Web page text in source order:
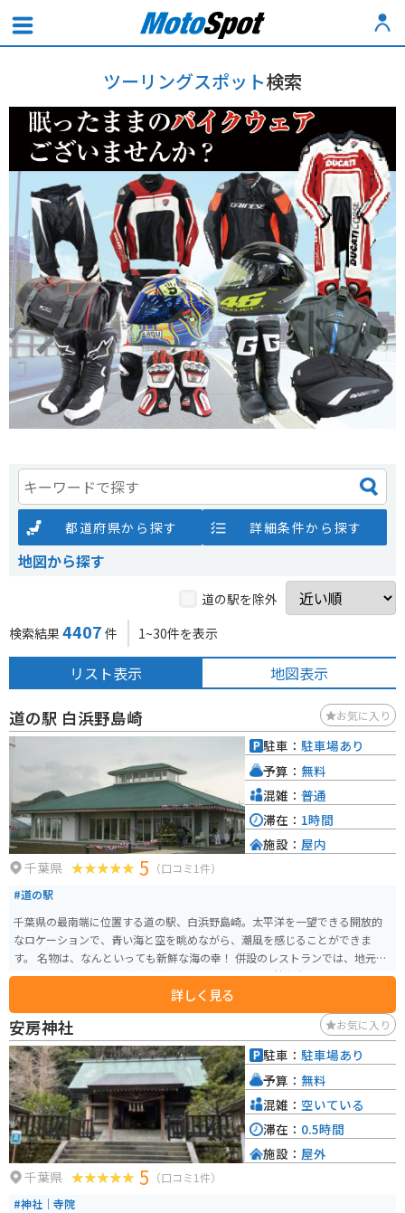
ツーリングスポット検索
都道府県から探す 詳細条件から探す
地図から探す
道の駅を除外
検索結果 4407 件 1~30件を表示
リスト表示 地図表示
道の駅 白浜野島崎 お気に入り
千葉県 5 （口コミ1件）
#道の駅
千葉県の最南端に位置する道の駅、白浜野島崎。太平洋を一望できる開放的
なロケーションで、青い海と空を眺めながら、潮風を感じることができま
す。 名物は、なんといっても新鮮な海の幸！ 併設のレストランでは、地元で
とれた魚介類を使った料理が堪能できます。特に、伊勢海老やアワビを使っ
ど、観光スポットも充実。灯台からは、太平洋の大パノラマを一望でき、晴れ
た日には富士山も望めます。バイクで訪れる場合、道の駅には広い駐車場が
完備されているので安心です。潮風を感じながらのツーリングは最高です
よ！ お土産には、地元産の海産物の加工品や、ピーナッツを使ったお菓子な
どが人気です。
詳しく見る
駐車： 駐車場あり
予算： 無料
混雑： 普通
滞在： 1時間
施設： 屋内
安房神社 お気に入り
千葉県 5 （口コミ1件）
#神社｜寺院
駐車： 駐車場あり
予算： 無料
混雑： 空いている
滞在： 0.5時間
施設： 屋外